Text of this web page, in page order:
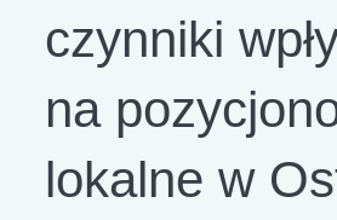
czynniki
na
lokalne w